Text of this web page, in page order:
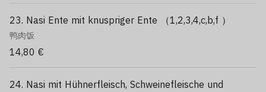
23. Nasi Ente mit knuspriger Ente （1,2,3,4,c,b,f ）
鸭肉饭
14,80 €
24. Nasi mit Hühnerfleisch, Schweinefleische und